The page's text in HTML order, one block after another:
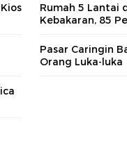
Rumah 5 Lantai
Kebakaran, 85
Pasar Caringin
Orang Luka-luka